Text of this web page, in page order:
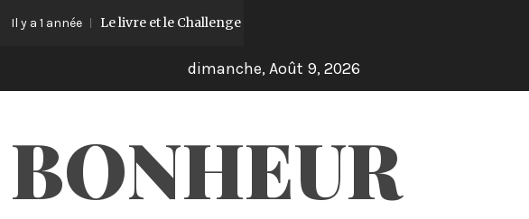
y a 1 année Le livre et le Challenge offert “21 jours synchronisés avec le Saint-
dimanche, Août 9, 2026